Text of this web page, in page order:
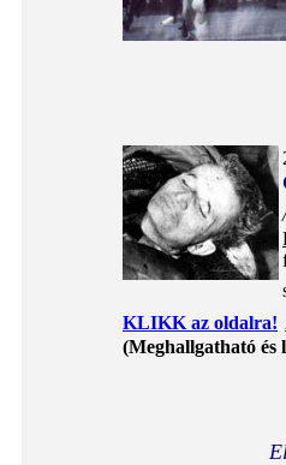
/
KLIKK az oldalra!
(Meghallgatható és